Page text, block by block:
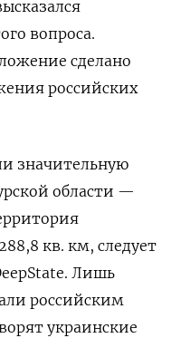
вопроса.
сделано
российских
значительную
области —
кв. км, следует
Лишь
российским
украинские